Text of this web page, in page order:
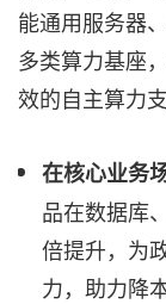
能通用服务器
多类算力基座
效的自主算力
在核心业务
品在数据库
倍提升，为
力，助力降